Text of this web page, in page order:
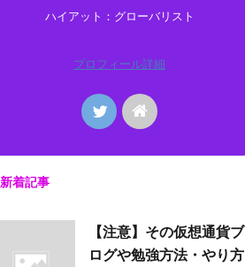
ハイアット：グローバリスト
プロフィール詳細
新着記事
【注意】その仮想通貨ブ
ログや勉強方法・やり方